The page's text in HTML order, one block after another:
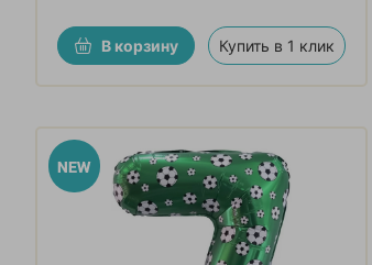
В корзину Купить в 1 клик